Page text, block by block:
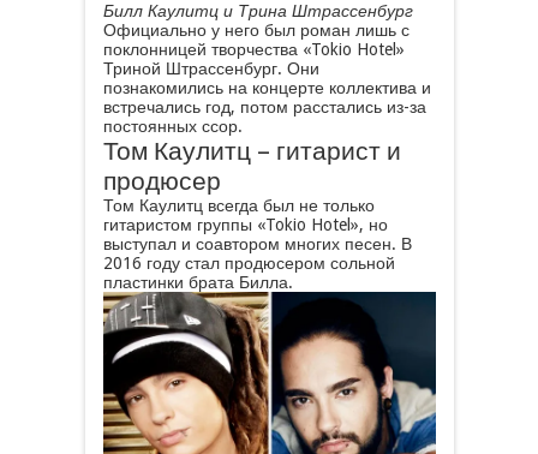
Билл Каулитц и Трина Штрассенбург
Официально у него был роман лишь с
поклонницей творчества «Tokio Hotel»
Триной Штрассенбург. Они
познакомились на концерте коллектива и
встречались год, потом расстались из-за
постоянных ссор.
Том Каулитц – гитарист и
продюсер
Том Каулитц всегда был не только
гитаристом группы «Tokio Hotel», но
выступал и соавтором многих песен. В
2016 году стал продюсером сольной
пластинки брата Билла.